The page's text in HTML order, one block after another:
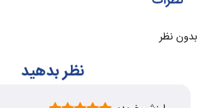
بدون نظر
نظر بدهید